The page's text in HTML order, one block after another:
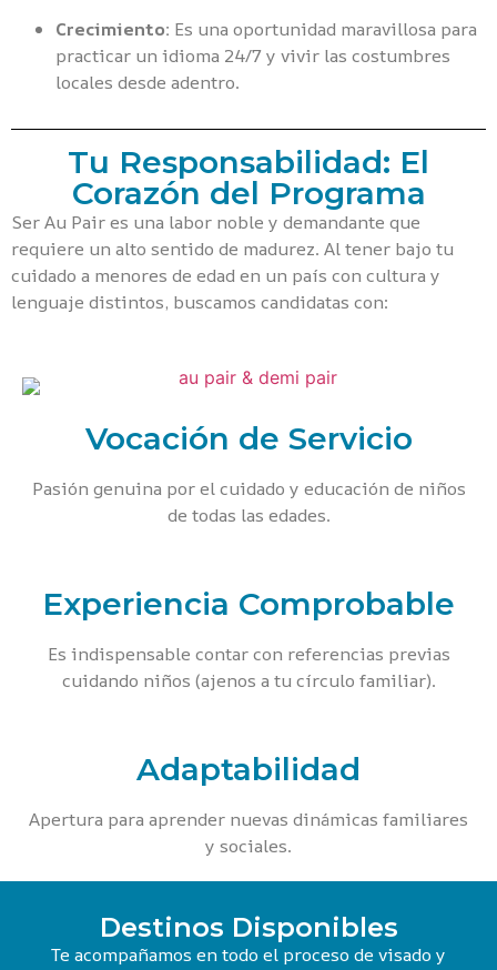
Crecimiento: Es una oportunidad maravillosa para
practicar un idioma 24/7 y vivir las costumbres
locales desde adentro.
Tu Responsabilidad: El
Corazón del Programa
Ser Au Pair es una labor noble y demandante que
requiere un alto sentido de madurez. Al tener bajo tu
cuidado a menores de edad en un país con cultura y
lenguaje distintos, buscamos candidatas con:
Vocación de Servicio
Pasión genuina por el cuidado y educación de niños
de todas las edades.
Experiencia Comprobable
Es indispensable contar con referencias previas
cuidando niños (ajenos a tu círculo familiar).
Adaptabilidad
Apertura para aprender nuevas dinámicas familiares
y sociales.
Destinos Disponibles
Te acompañamos en todo el proceso de visado y